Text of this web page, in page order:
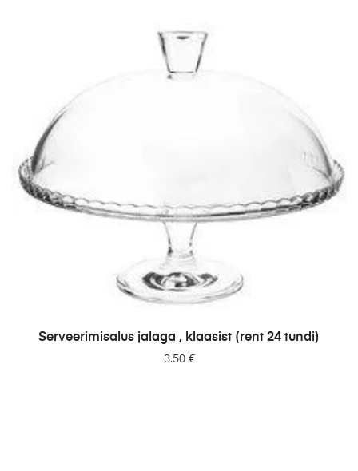
LISA PÄRINGUSSE
Serveerimisalus jalaga , klaasist (rent 24 tundi)
3.50 €